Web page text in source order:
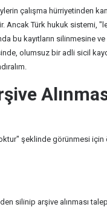
çalışma hürriyetinden
Ancak Türk hukuk sistemi,
bu kayıtların silinmesine
olumsuz bir adli sicil
şeklinde görünmesi için
silinip arşive alınması